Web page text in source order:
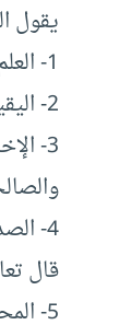
يقول
1- العلم بمعناها المنافي للجهل به وهو أنه لا معبود بحق إلا الله وكل معبود سواه باطل.
2- اليقين بهذه الكلمة المنافي للشك بمدلولها.
3-
4-
قال
5- المحبة لهذه الكلمة وأهلها المنافية للبغض، قال تعالى: “ذلك بأنهم كرهوا ما أنزل الله فأحبط أعمالهم”.